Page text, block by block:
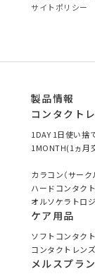
サイトポリシー
製品情報
コンタクト
1DAY 1日使い捨
1MONTH(1ヵ月
カラコン（サーク
ハードコンタク
オルソケラトロ
ケア用品
ソフトコンタク
コンタクトレン
メルスプラン